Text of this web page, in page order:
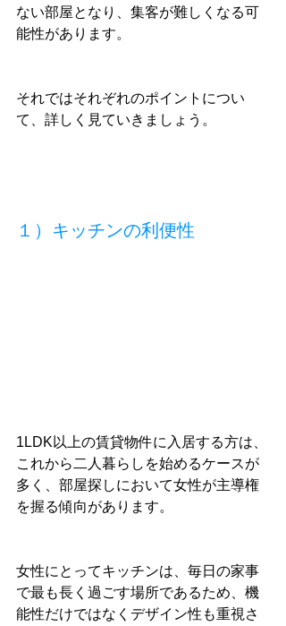
ない部屋となり、集客が難しくなる可
能性があります。
それではそれぞれのポイントについ
て、詳しく見ていきましょう。
１）キッチンの利便性
1LDK以上の賃貸物件に入居する方は、
これから二人暮らしを始めるケースが
多く、部屋探しにおいて女性が主導権
を握る傾向があります。
女性にとってキッチンは、毎日の家事
で最も長く過ごす場所であるため、機
能性だけではなくデザイン性も重視さ